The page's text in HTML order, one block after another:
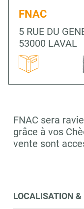
FNAC
5 RUE DU
53000 LAVAL
FNAC sera
grâce à vos
vente sont
LOCALISATION &